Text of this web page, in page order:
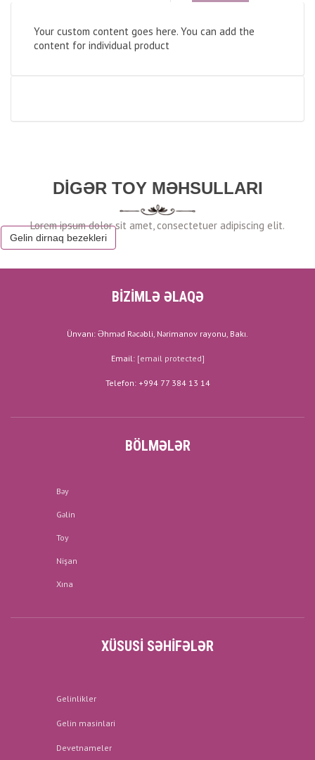
Your custom content goes here. You can add the
content for individual product
DIGƏR TOY MƏHSULLARI
Gelin dirnaq bezekleri
BİZİMLƏ ƏLAQƏ
Ünvanı: Əhməd Rəcəbli, Nərimanov rayonu, Bakı.
Email: [email protected]
Telefon: +994 77 384 13 14
BÖLMƏLƏR
Bəy
Gəlin
Toy
Nişan
Xına
XÜSUSI SƏHIFƏLƏR
Gelinlikler
Gelin masinlari
Devetnameler